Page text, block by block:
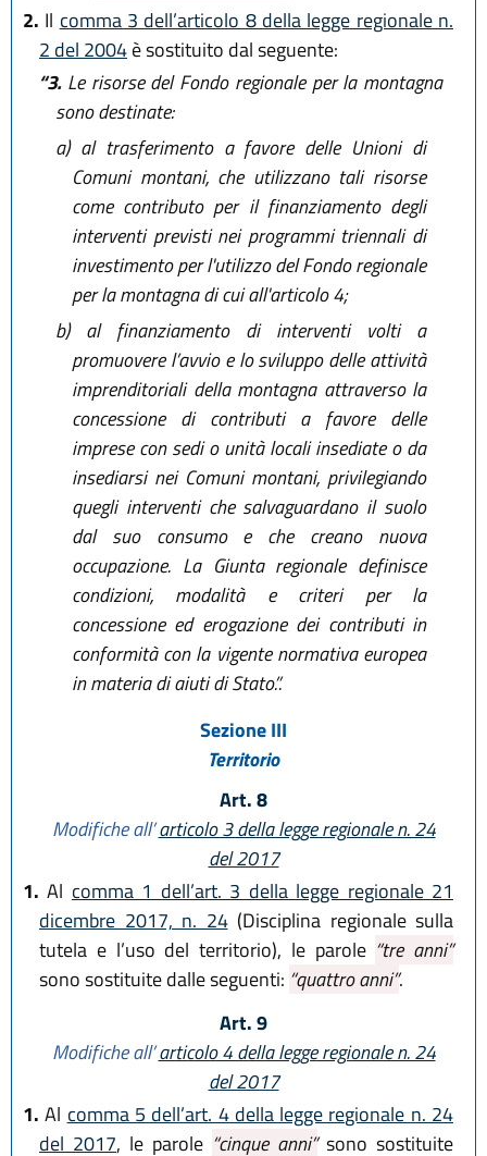
2. Il comma 3 dell’articolo 8 della legge regionale n.
2 del 2004è sostituito dal seguente:
“3.Le risorse del Fondo regionale per la montagna
sono destinate:
a)al trasferimento a favore delle Unioni di
Comuni montani, che utilizzano tali risorse
come contributo per il finanziamento degli
interventi previsti nei programmi triennali di
investimento per l'utilizzo del Fondo regionale
per la montagna di cui all'articolo 4;
b)al finanziamento di interventi volti a
promuovere l’avvio e lo sviluppo delle attività
imprenditoriali della montagna attraverso la
concessione di contributi a favore delle
imprese con sedi o unità locali insediate o da
insediarsi nei Comuni montani, privilegiando
quegli interventi che salvaguardano il suolo
dal suo consumo e che creano nuova
occupazione. La Giunta regionale definisce
condizioni, modalità e criteri per la
concessione ed erogazione dei contributi in
conformità con la vigente normativa europea
in materia di aiuti di Stato.”.
Sezione III
Territorio
Art. 8
Modifiche all’articolo 3 della legge regionale n. 24
del 2017
1. Al comma 1 dell’art. 3 della legge regionale 21
dicembre 2017, n. 24(Disciplina regionale sulla
tutela e l’uso del territorio), le parole “tre anni”
sono sostituite dalle seguenti: “quattro anni”.
Art. 9
Modifiche all’articolo 4 della legge regionale n. 24
del 2017
1. Al comma 5 dell’art. 4 della legge regionale n. 24
del 2017, le parole “cinque anni”sono sostituite